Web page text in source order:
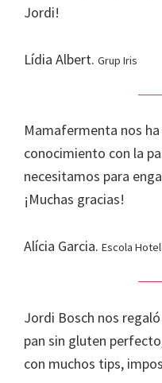
Jordi!
Lídia Albert. Grup Iris
Mamafermenta nos
conocimiento con la
necesitamos para
¡Muchas gracias!
Alícia Garcia. Escola
Jordi Bosch nos
pan sin gluten
con muchos tips,